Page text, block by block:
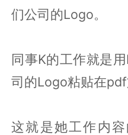
们公司的Logo。
同事K的工作就是
司的Logo粘贴在pdf
这就是她工作内